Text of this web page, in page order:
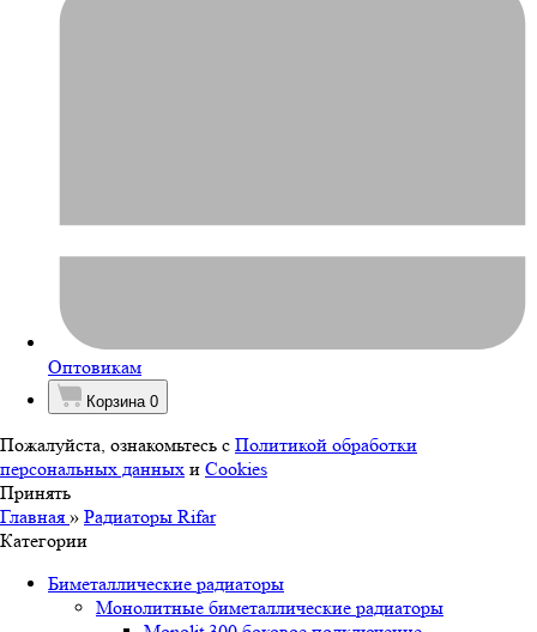
Оптовикам
Корзина 0
Пожалуйста, ознакомьтесь с Политикой обработки
персональных данных и Cookies
Принять
Главная » Радиаторы Rifar
Категории
Биметаллические радиаторы
Монолитные биметаллические радиаторы